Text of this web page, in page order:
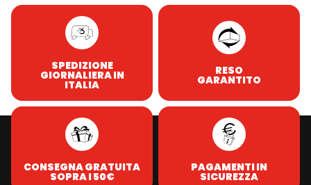
SPEDIZIONE
GIORNALIERA IN
ITALIA
RESO
GARANTITO
CONSEGNA GRATUITA
SOPRA I 50€
PAGAMENTI IN
SICUREZZA